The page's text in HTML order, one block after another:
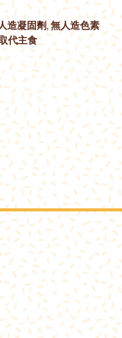
造凝固劑,無人造色素
代主食